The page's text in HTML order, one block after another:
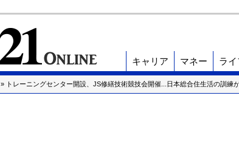
キャリア マネー ライ
» トレーニングセンター開設、JS修繕技術競技会開催...日本総合住生活の訓練